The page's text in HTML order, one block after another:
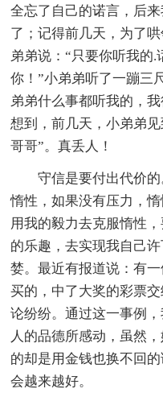
全忘了自己的诺言，后
了；记得前几天，为了
弟弟说：“只要你听我的
你！”小弟弟听了一蹦三
弟弟什么事都听我的，
想到，前几天，小弟弟
哥哥”。真丢人！
守信是要付出代价
惰性，如果没有压力，
用我的毅力去克服惰性
的乐趣，去实现我自己
婪。最近有报道说：有
买的，中了大奖的彩票
论纷纷。通过这一事例
人的品德所感动，虽然
的却是用金钱也换不回
会越来越好。